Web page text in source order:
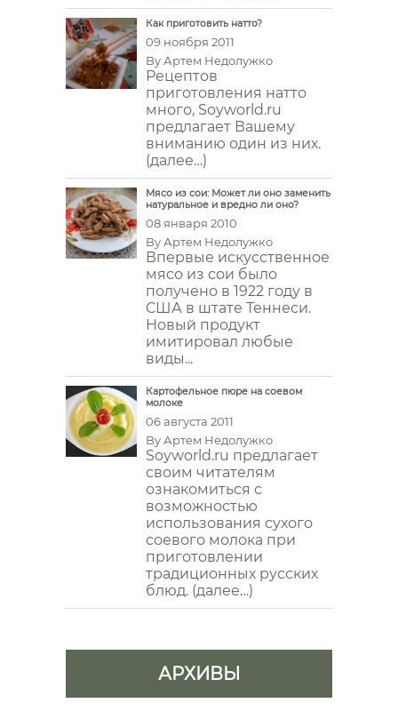
Как приготовить натто?
09 ноября 2011
By Артем Недолужко
Рецептов
приготовления натто
много, Soyworld.ru
предлагает Вашему
вниманию один из них.
(далее…)
Мясо из сои: Может ли оно заменить
натуральное и вредно ли оно?
08 января 2010
By Артем Недолужко
Впервые искусственное
мясо из сои было
получено в 1922 году в
США в штате Теннеси.
Новый продукт
имитировал любые
виды...
Картофельное пюре на соевом
молоке
06 августа 2011
By Артем Недолужко
Soyworld.ru предлагает
своим читателям
ознакомиться с
возможностью
использования сухого
соевого молока при
приготовлении
традиционных русских
блюд. (далее…)
АРХИВЫ